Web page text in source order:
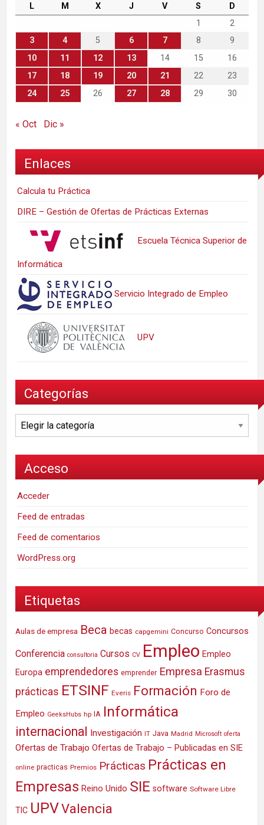
L M X J V S
D
1
2
3
4 5 6 7 8
9
10
11 12 13 14 15
16
17
18 19 20 21 22
23
24
25 26 27 28 29 30
« Oct Dic »
Enlaces
Calcula tu Práctica
DIRE – Gestión de Ofertas de Prácticas Externas
Escuela Técnica Superior de
Informática
Servicio Integrado de Empleo
UPV
Categorías
Categorías
Acceso
Acceder
Feed de entradas
Feed de comentarios
WordPress.org
Etiquetas
Aulas de empresa Beca becas capgemini Concurso Concursos
Conferencia consultoria Cursos CV Empleo Empleo
Europa emprendedores emprender Empresa Erasmus
prácticas ETSINF Everis Formación Foro de
Empleo GeeksHubs hp IA Informática
internacional Investigación IT Java Madrid Microsoft oferta
Ofertas de Trabajo Ofertas de Trabajo – Publicadas en SIE
online practicas Premios Prácticas Prácticas en
Empresas Reino Unido SIE software Software Libre
TIC UPVValencia